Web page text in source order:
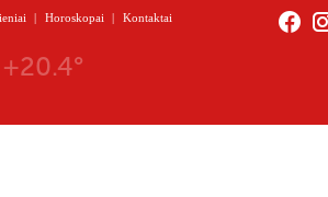
| Horoskopai | Kontaktai
+20.4°